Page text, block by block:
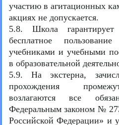
участию в агитационных
акциях не допускается.
5.8. Школа
бесплатное
учебниками и учебными
в образовательной
5.9. На экстерна,
прохождения
возлагаются все
Федеральным законом №
Российской Федерации» и